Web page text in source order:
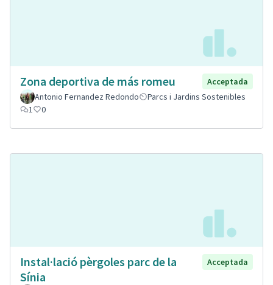
Zona deportiva de más romeu
Acceptada
Antonio Fernandez Redondo
Parcs i Jardins Sostenibles
1
0
Instal·lació pèrgoles parc de la
Sínia
Acceptada